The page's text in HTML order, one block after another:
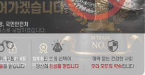
입금확인이 안되는 상황을 대비해 꼭 입금후 고객센터 연락바랍니다.
연휴]설 연휴 배송 및 휴무 안내